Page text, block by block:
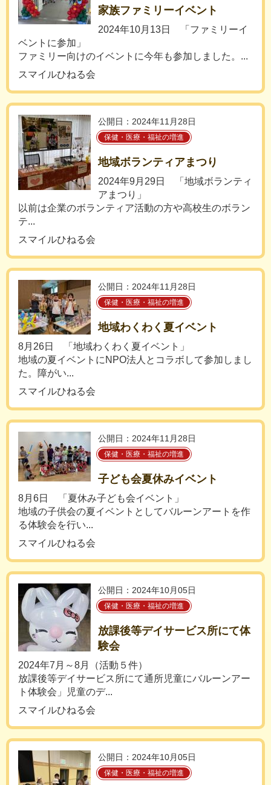
家族ファミリーイベント
2024年10月13日 「ファミリーイ
ベントに参加」
ファミリー向けのイベントに今年も参加しました。...
スマイルひねる会
公開日：2024年11月28日
保健・医療・福祉の増進
地域ボランティアまつり
2024年9月29日 「地域ボランティ
アまつり」
以前は企業のボランティア活動の方や高校生のボラン
テ...
スマイルひねる会
公開日：2024年11月28日
保健・医療・福祉の増進
地域わくわく夏イベント
8月26日 「地域わくわく夏イベント」
地域の夏イベントにNPO法人とコラボして参加しまし
た。障がい...
スマイルひねる会
公開日：2024年11月28日
保健・医療・福祉の増進
子ども会夏休みイベント
8月6日 「夏休み子ども会イベント」
地域の子供会の夏イベントとしてバルーンアートを作
る体験会を行い...
スマイルひねる会
公開日：2024年10月05日
保健・医療・福祉の増進
放課後等デイサービス所にて体
験会
2024年7月～8月（活動５件）
放課後等デイサービス所にて通所児童にバルーンアー
ト体験会」児童のデ...
スマイルひねる会
公開日：2024年10月05日
保健・医療・福祉の増進